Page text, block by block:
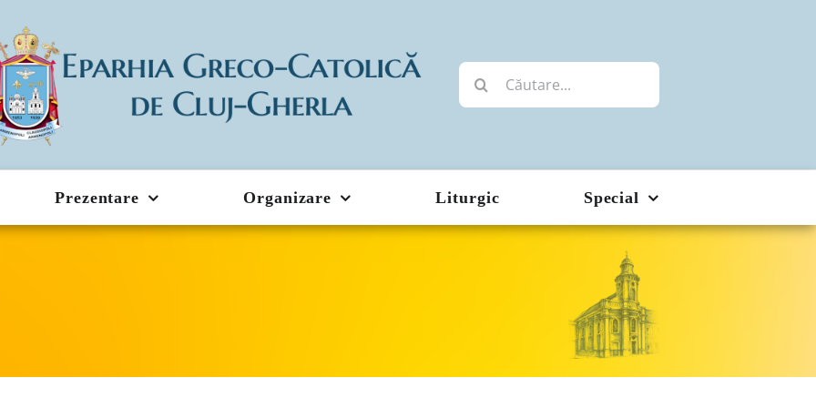
Cautare...
Prezentare Organizare Liturgic Special